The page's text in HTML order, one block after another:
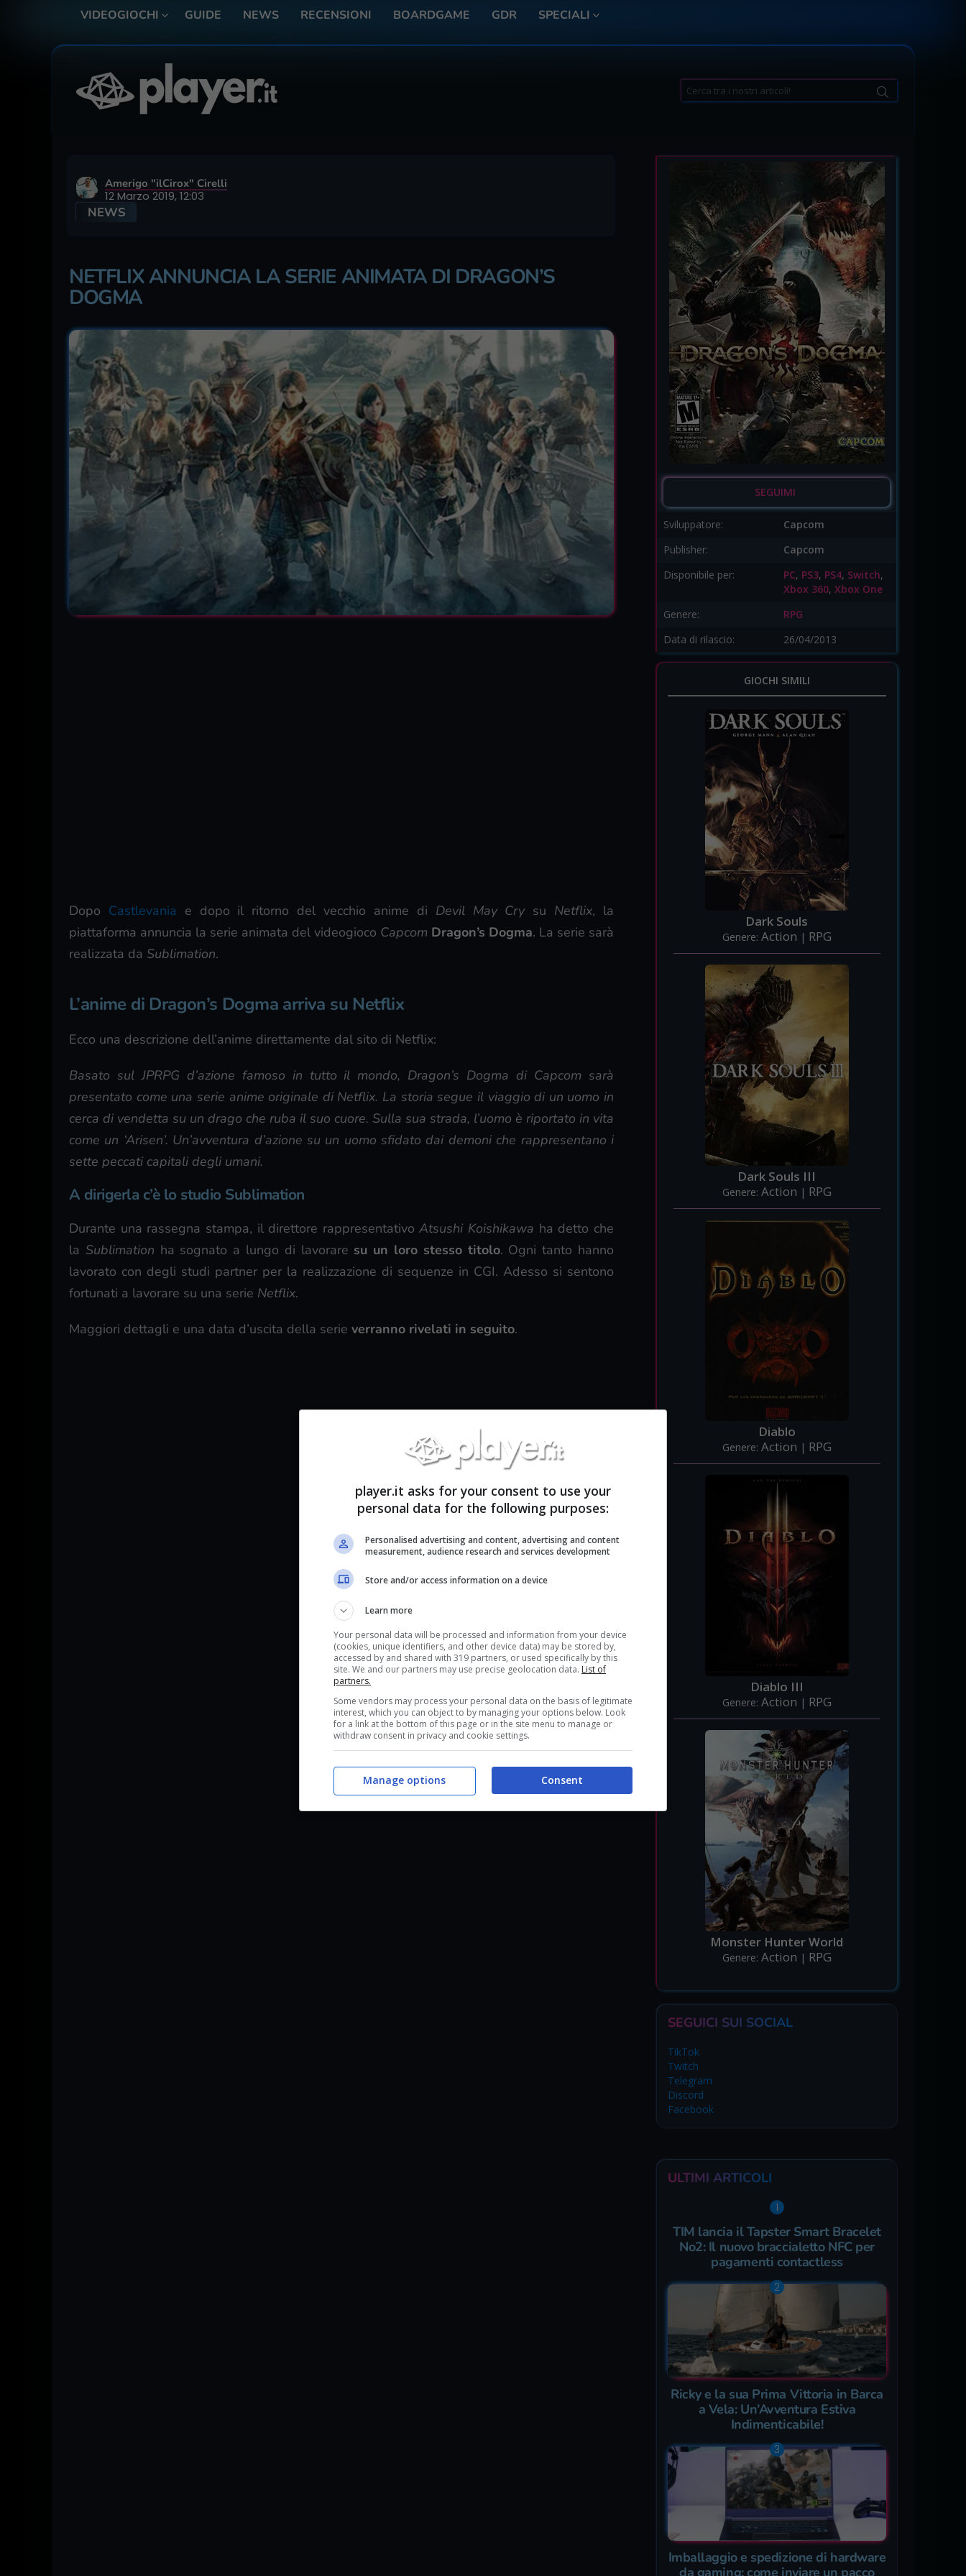
VIDEOGIOCHI GUIDE NEWS RECENSIONI BOARDGAME GDR SPECIALI
Search
for:
Amerigo "ilCirox" Cirelli
12 Marzo 2019, 12:03
NEWS
NETFLIX ANNUNCIA LA SERIE ANIMATA DI DRAGON’S
DOGMA
Dopo Castlevania e dopo il ritorno del vecchio anime di Devil May Cry su Netflix, la
piattaforma annuncia la serie animata del videogioco Capcom Dragon’s Dogma. La serie sarà
realizzata da Sublimation.
L’anime di Dragon’s Dogma arriva su Netflix
Ecco una descrizione dell’anime direttamente dal sito di Netflix:
Basato sul JPRPG d’azione famoso in tutto il mondo, Dragon’s Dogma di Capcom sarà
presentato come una serie anime originale di Netflix. La storia segue il viaggio di un uomo in
cerca di vendetta su un drago che ruba il suo cuore. Sulla sua strada, l’uomo è riportato in vita
come un ‘Arisen’. Un’avventura d’azione su un uomo sfidato dai demoni che rappresentano i
sette peccati capitali degli umani.
A dirigerla c’è lo studio Sublimation
Durante una rassegna stampa, il direttore rappresentativoAtsushi Koishikawa ha detto che
la Sublimation ha sognato a lungo di lavorare su un loro stesso titolo. Ogni tanto hanno
lavorato con degli studi partner per la realizzazione di sequenze in CGI. Adesso si sentono
fortunati a lavorare su una serie Netflix.
Maggiori dettagli e una data d’uscita della serie verranno rivelati in seguito.
SEGUIMI
Sviluppatore:
Capcom
Publisher:
Capcom
Disponibile per:
PC, PS3, PS4, Switch,
Xbox 360, Xbox One
Genere:
RPG
Data di rilascio:
26/04/2013
GIOCHI SIMILI
Dark Souls
Genere: Action | RPG
Dark Souls III
Genere: Action | RPG
Diablo
Genere: Action | RPG
Diablo III
Genere: Action | RPG
Monster Hunter World
Genere: Action | RPG
SEGUICI SUI SOCIAL
TikTok
Twitch
Telegram
Discord
Facebook
ULTIMI ARTICOLI
TIM lancia il Tapster Smart Bracelet
No2: Il nuovo braccialetto NFC per
pagamenti contactless
Ricky e la sua Prima Vittoria in Barca
a Vela: Un’Avventura Estiva
Indimenticabile!
Imballaggio e spedizione di hardware
da gaming: come inviare un pacco
player.it asks for your consent to use your
personal data for the following purposes:
Personalised advertising and content, advertising and content
measurement, audience research and services development
Store and/or access information on a device
Learn more
Your personal data will be processed and information from your device
(cookies, unique identifiers, and other device data) may be stored by,
accessed by and shared with 319 partners, or used specifically by this
site. We and our partners may use precise geolocation data. List of
partners.
Some vendors may process your personal data on the basis of legitimate
interest, which you can object to by managing your options below. Look
for a link at the bottom of this page or in the site menu to manage or
withdraw consent in privacy and cookie settings.
Consent
Manage options